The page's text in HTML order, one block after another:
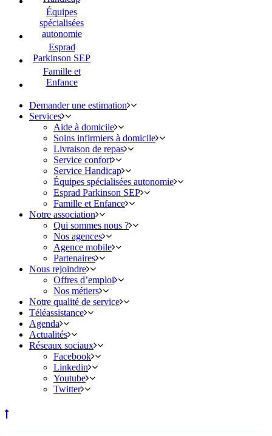
Équipes
spécialisées
autonomie
Esprad
Parkinson SEP
Famille et
Enfance
Demander une estimation
Services
Aide à domicile
Soins infirmiers à domicile
Livraison de repas
Service confort
Service Handicap
Équipes spécialisées autonomie
Esprad Parkinson SEP
Famille et Enfance
Notre association
Qui sommes nous ?
Nos agences
Agence mobile
Partenaires
Nous rejoindre
Offres d’emploi
Nos métiers
Notre qualité de service
Téléassistance
Agenda
Actualités
Réseaux sociaux
Facebook
Linkedin
Youtube
Twitter